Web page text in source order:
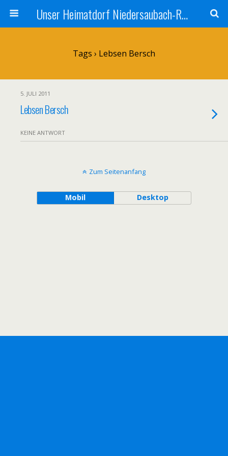
Unser Heimatdorf Niedersaubach-Rümmelbach
Tags › Lebsen Bersch
5. JULI 2011
Lebsen Bersch
KEINE ANTWORT
Zum Seitenanfang
Mobil Desktop